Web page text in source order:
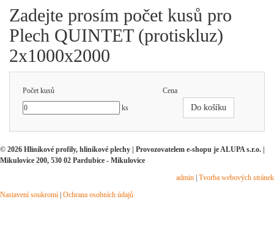
Zadejte prosím počet kusů pro
Plech QUINTET (protiskluz)
2x1000x2000
Počet kusů
Cena
ks
Do košíku
© 2026 Hliníkové profily, hliníkové plechy | Provozovatelem e-shopu je ALUPA s.r.o. |
Mikulovice 200, 530 02 Pardubice - Mikulovice
admin Tvorba webových stránek
Nastavení soukromí Ochrana osobních údajů